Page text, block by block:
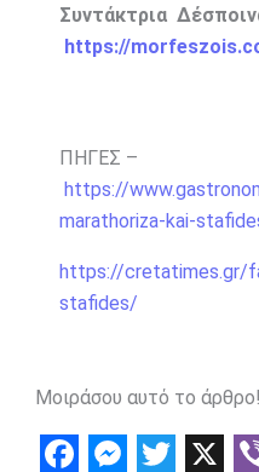
Συντάκτρια
https://
ΠΗΓΕΣ –
https://
marathoriza-kai-
https://cretatimes.gr/
stafides/
Μοιράσου αυτό το άρθρο!